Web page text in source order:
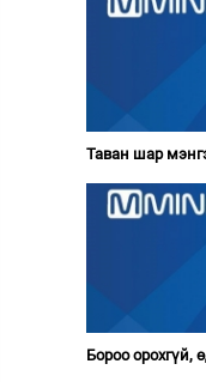
Таван шар
Бороо орохгүй,